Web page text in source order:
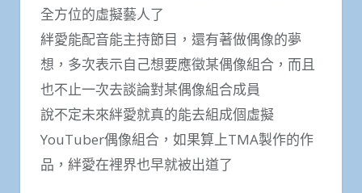
全方位的虛擬藝人了
絆愛能配音能主持節目，還有著做偶像的夢
想，多次表示自己想要應徵某偶像組合，而且
也不止一次去談論對某偶像組合成員
說不定未來絆愛就真的能去組成個虛擬
YouTuber偶像組合，如果算上TMA製作的作
品，絆愛在裡界也早就被出道了